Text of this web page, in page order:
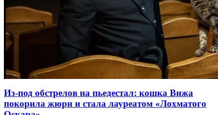
Из-под обстрелов на пьедестал: кошка Вижа
покорила жюри и стала лауреатом «Лохматого